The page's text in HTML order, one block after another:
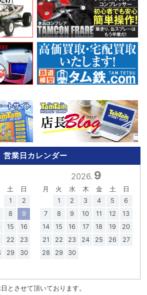
営業日カレンダー
土
日
1
2
8
9
15
16
22
23
29
30
2026. 9
月 火 水 木 金 土
日
1
2 3 4 5
6
7
8 9 10 11 12
13
14
15 16 17 18 19
20
21
22 23 24 25 26
27
28
29 30
とさせて頂いております。